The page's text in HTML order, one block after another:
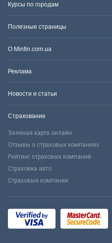
Курсы по городам
Полезные страницы
О Minfin.com.ua
Реклама
Новости и статьи
Страхование
Зеленая карта онлайн
Отзывы о страховых компаниях
Рейтинг страховых компаний
Страховка авто
Страховые компании